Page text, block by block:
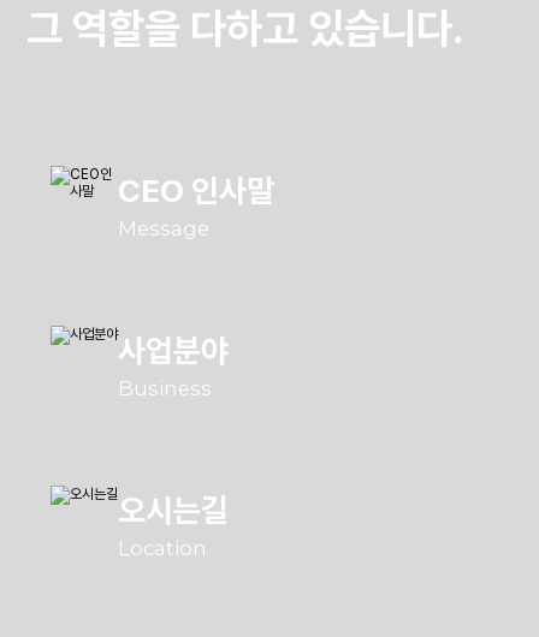
그 역할을 다하고 있습니다.
CEO 인사말
Message
사업분야
Business
오시는길
Location